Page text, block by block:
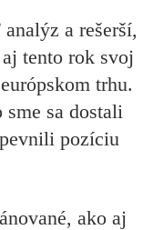
a rešerší,
tento rok svoj
trhu.
sme sa dostali
pozíciu
ako aj